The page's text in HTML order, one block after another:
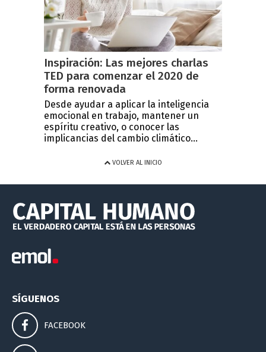
Inspiración: Las mejores charlas
TED para comenzar el 2020 de
forma renovada
Desde ayudar a aplicar la inteligencia
emocional en trabajo, mantener un
espíritu creativo, o conocer las
implicancias del cambio climático...
VOLVER AL INICIO
SÍGUENOS
FACEBOOK